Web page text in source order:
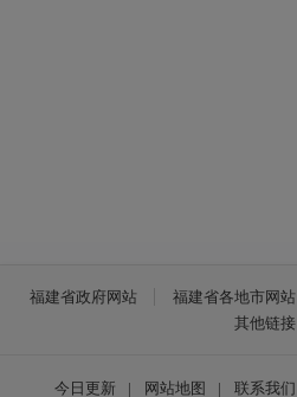
福建省政府网站 福建省各地市网站
其他链接
今日更新 | 网站地图 | 联系我们